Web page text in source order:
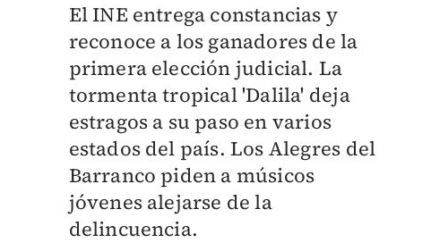
El INE entrega constancias y
reconoce a los ganadores de la
primera elección judicial. La
tormenta tropical 'Dalila' deja
estragos a su paso en varios
estados del país. Los Alegres del
Barranco piden a músicos
jóvenes alejarse de la
delincuencia.